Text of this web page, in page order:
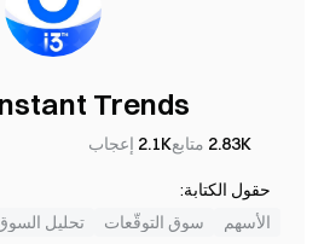
Trends
2.83K متابع2.1K إعجاب
حقول الكتابة:
الأسهم
سوق التوقّعات تحليل